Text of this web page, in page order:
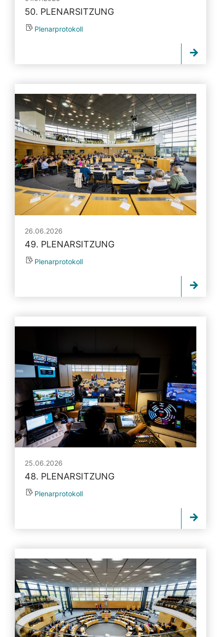
50. PLENARSITZUNG
Plenarprotokoll
26.06.2026
49. PLENARSITZUNG
Plenarprotokoll
25.06.2026
48. PLENARSITZUNG
Plenarprotokoll